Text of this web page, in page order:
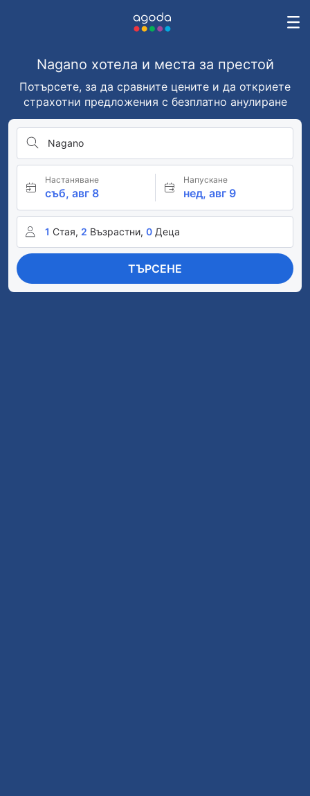
Nagano хотела и места за престой
Потърсете, за да сравните цените и да откриете
страхотни предложения с безплатно анулиране
Nagano
Настаняване
съб, авг 8
Напускане
нед, авг 9
1 Стая, 2 Възрастни, 0 Деца
ТЪРСЕНЕ